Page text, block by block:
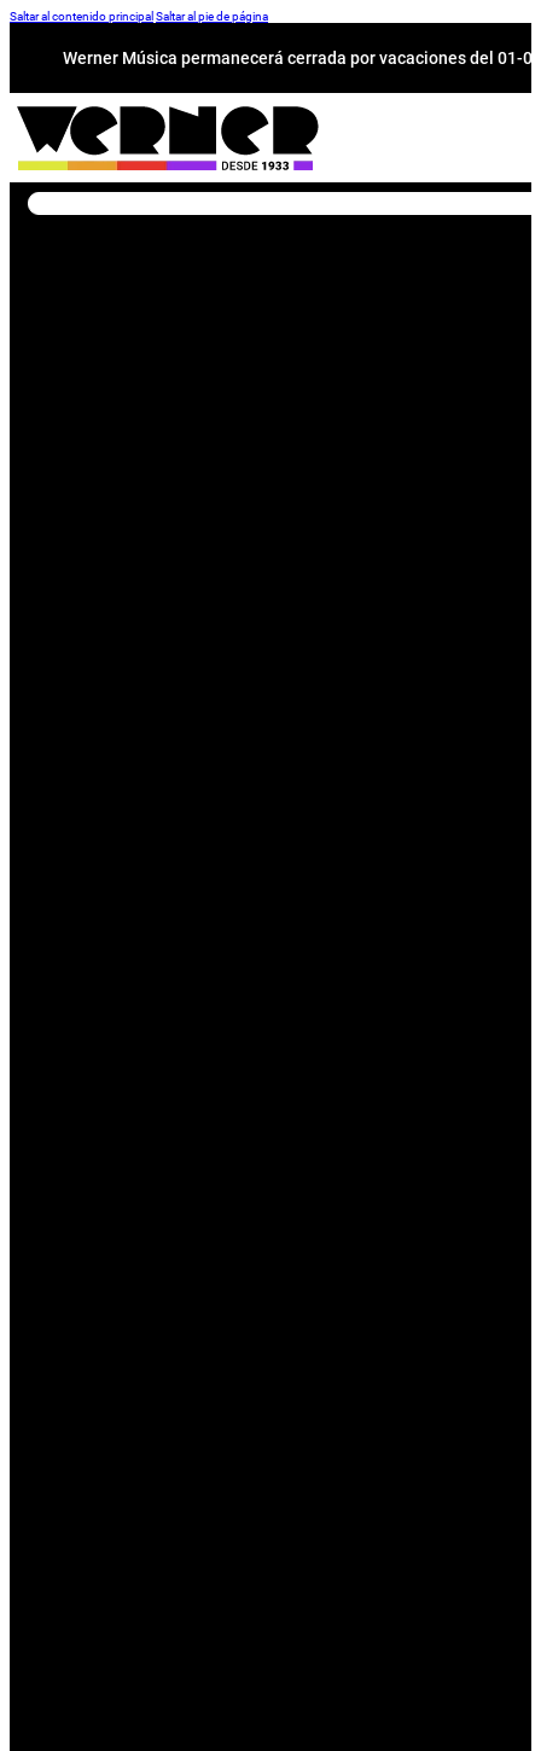
Saltar al contenido principal Saltar al pie de página
Werner Música permanecerá cerrada por vacaciones del 01-
Buscar